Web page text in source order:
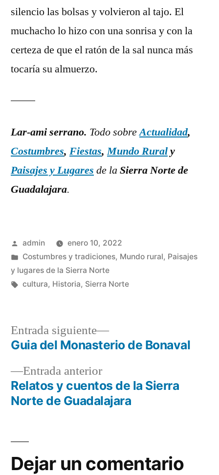
silencio las bolsas y volvieron al tajo. El
muchacho lo hizo con una sonrisa y con la
certeza de que el ratón de la sal nunca más
tocaría su almuerzo.
Lar-ami serrano. Todo sobreActualidad,
Costumbres, Fiestas,Mundo Ruraly
Paisajes y Lugares de la Sierra Norte de
Guadalajara.
Publicado
por
admin
enero 10, 2022
Publicado
en
Costumbres y tradiciones, Mundo rural, Paisajes
y lugares de la Sierra Norte
Etiquetas:
cultura, Historia, Sierra Norte
Navegación
de
entradas
Entrada anteriorEntrada
anterior:
Relatos y cuentos de la Sierra
Norte de Guadalajara
Entrada siguiente
Entrada
siguiente:
Guia del Monasterio de Bonaval
Dejar un comentario